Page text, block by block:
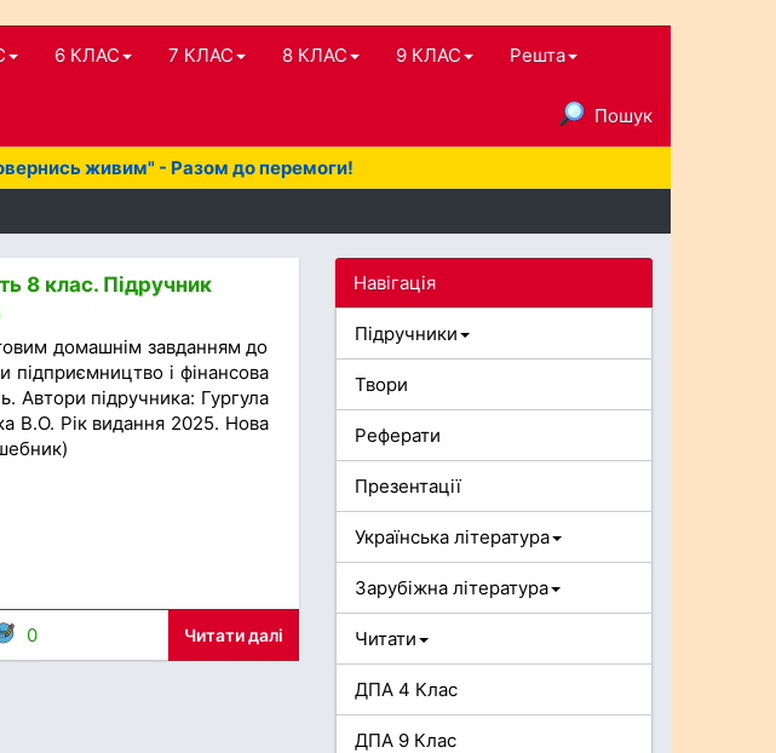
6 КЛАС 7 КЛАС 8 КЛАС 9 КЛАС Решта
Пошук
живим" - Разом до перемоги!
8 клас. Підручник
домашнім завданням до
підприємництво і фінансова
Автори підручника: Гургула
В.О. Рік видання 2025. Нова
0 Читати далі
Навігація
Підручники
Твори
Реферати
Презентації
Українська література
Зарубіжна література
Читати
ДПА 4 Клас
ДПА 9 Клас